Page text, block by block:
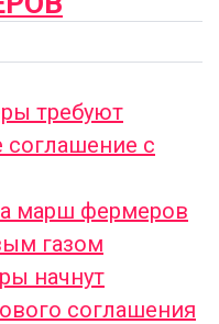
требуют
соглашение с
марш фермеров
газом
начнут
соглашения